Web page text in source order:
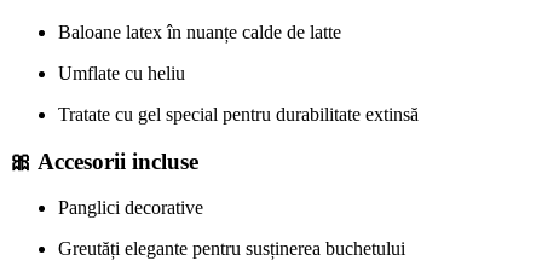
Baloane latex în nuanțe calde de latte
Umflate cu heliu
Tratate cu gel special pentru durabilitate extinsă
🎀 Accesorii incluse
Panglici decorative
Greutăți elegante pentru susținerea buchetului